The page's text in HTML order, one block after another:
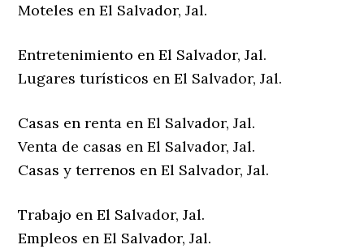
Moteles en El Salvador, Jal.
Entretenimiento en El Salvador, Jal.
Lugares turísticos en El Salvador, Jal.
Casas en renta en El Salvador, Jal.
Venta de casas en El Salvador, Jal.
Casas y terrenos en El Salvador, Jal.
Trabajo en El Salvador, Jal.
Empleos en El Salvador, Jal.